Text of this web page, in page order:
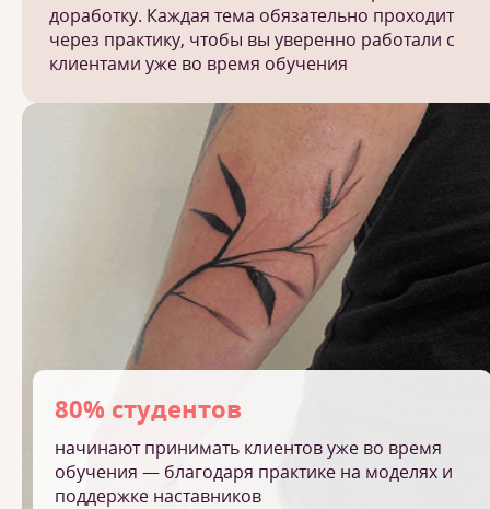
доработку. Каждая тема обязательно проходит
через практику, чтобы вы уверенно работали с
клиентами уже во время обучения
80% студентов
начинают принимать клиентов уже во время
обучения — благодаря практике на моделях и
поддержке наставников